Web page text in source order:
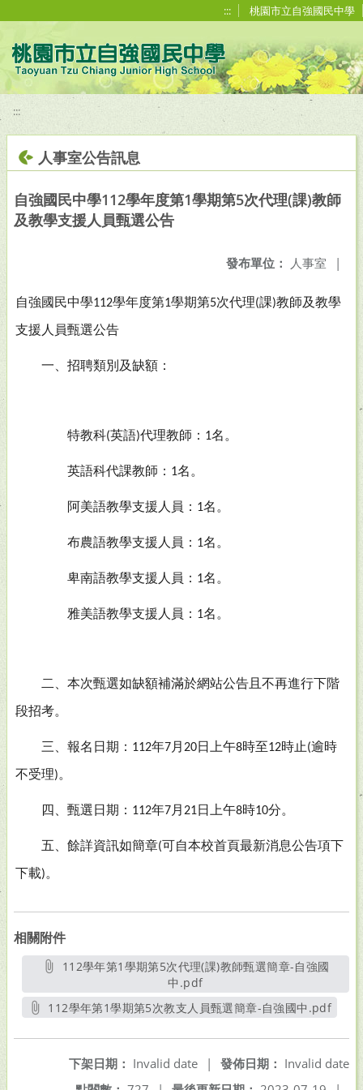
::: 桃園市立自強國民中學
:::
人事室公告訊息
自強國民中學112學年度第1學期第5次代理(課)教師
及教學支援人員甄選公告
發布單位： 人事室 |
自強國民中學112學年度第1學期第5次代理(課)教師及教學
支援人員甄選公告
一、招聘類別及缺額：
特教科(英語)代理教師： 1名。
英語科代課教師： 1名。
阿美語教學支援人員： 1名。
布農語教學支援人員： 1名。
卑南語教學支援人員： 1名。
雅美語教學支援人員： 1名。
二、本次甄選如缺額補滿於網站公告且不再進行下階
段招考。
三、報名日期： 112年7月 20日上午8時至12時止(逾時
不受理)。
四、甄選日期： 112年7月 21日上午8時10分。
五、餘詳資訊如簡章(可自本校首頁最新消息公告項下
下載)。
相關附件
中.pdf另開新視窗
112學年第1學期第5次教支人員甄選簡章-自強國中.pdf
發佈日期： Invalid date
下架日期： Invalid date
|